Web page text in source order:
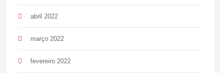
abril 2022
março 2022
fevereiro 2022